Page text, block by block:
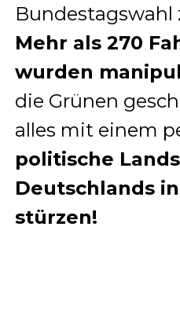
Bundestagswahl
Mehr als 270
wurden
die Grünen
alles mit einem
politische
Deutschlands
stürzen!